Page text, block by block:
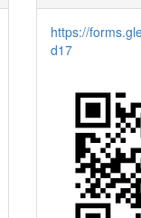
https://
d17